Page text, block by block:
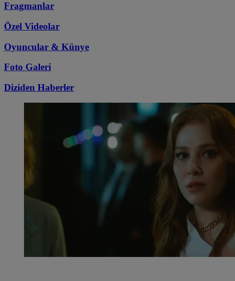
Fragmanlar
Özel Videolar
Oyuncular & Künye
Foto Galeri
Diziden Haberler